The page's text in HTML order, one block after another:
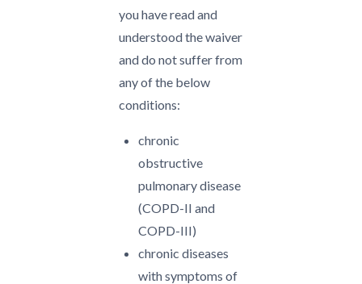
you have read and
understood the waiver
and do not suffer from
any of the below
conditions:
chronic
obstructive
pulmonary disease
(COPD-II and
COPD-III)
chronic diseases
with symptoms of